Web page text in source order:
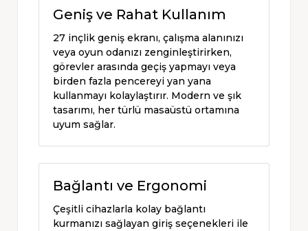
Geniş ve Rahat Kullanım
27 inçlik geniş ekranı, çalışma alanınızı
veya oyun odanızı zenginleştirirken,
görevler arasında geçiş yapmayı veya
birden fazla pencereyi yan yana
kullanmayı kolaylaştırır. Modern ve şık
tasarımı, her türlü masaüstü ortamına
uyum sağlar.
Bağlantı ve Ergonomi
Çeşitli cihazlarla kolay bağlantı
kurmanızı sağlayan giriş seçenekleri ile